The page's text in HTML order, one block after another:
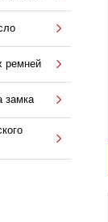
ремней
замка